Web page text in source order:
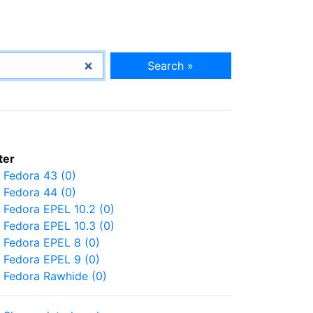
Search »
Fedora 43 (0)
Fedora 44 (0)
Fedora EPEL 10.2 (0)
Fedora EPEL 10.3 (0)
Fedora EPEL 8 (0)
Fedora EPEL 9 (0)
Fedora Rawhide (0)